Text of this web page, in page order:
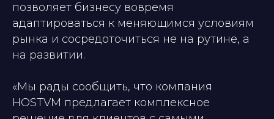
позволяет бизнесу вовремя
адаптироваться к меняющимся условиям
рынка и сосредоточиться не на рутине, а
на развитии.
«Мы рады сообщить, что компания
HOSTVM предлагает комплексное